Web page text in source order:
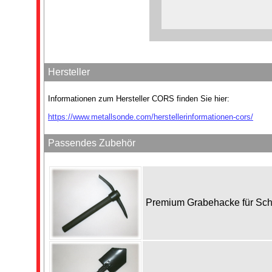
Hersteller
Informationen zum Hersteller CORS finden Sie hier:
https://www.metallsonde.com/herstellerinformationen-cors/
Passendes Zubehör
Premium Grabehacke für